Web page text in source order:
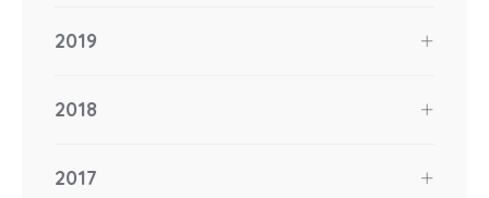
2019
2018
2017